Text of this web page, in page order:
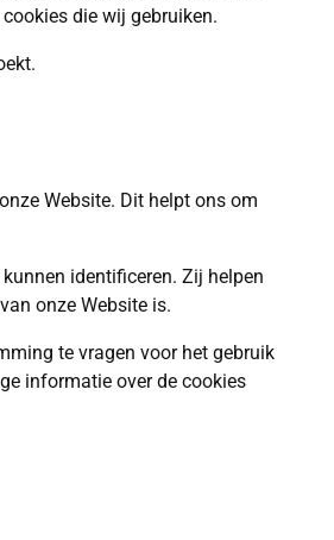
die wij gebruiken.
Website. Dit helpt ons om
identificeren. Zij helpen
onze Website is.
te vragen voor het gebruik
informatie over de cookies